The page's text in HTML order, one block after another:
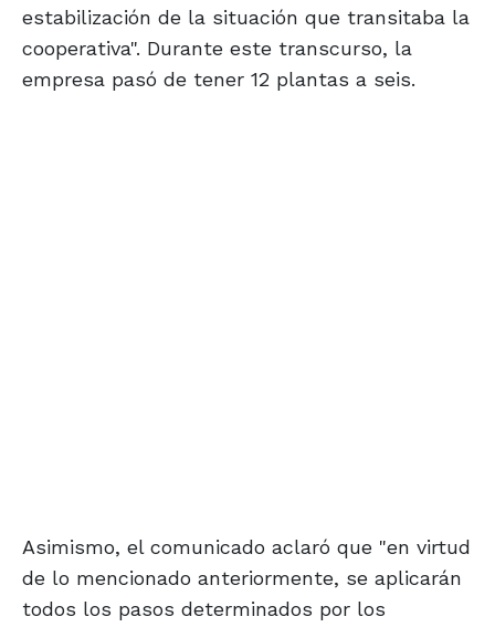
estabilización de la situación que transitaba la
cooperativa". Durante este transcurso, la
empresa pasó de tener 12 plantas a seis.
Asimismo, el comunicado aclaró que "en virtud
de lo mencionado anteriormente, se aplicarán
todos los pasos determinados por los